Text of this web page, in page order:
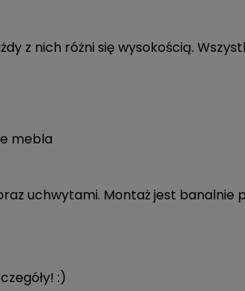
z nich różni się wysokością.
mebla
uchwytami. Montaż jest banalnie
:)